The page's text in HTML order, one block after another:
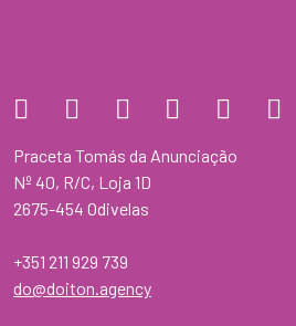
Praceta Tomás da Anunciação
Nº 40, R/C, Loja 1D
2675-454 Odivelas
+351 211 929 739
do@doiton.agency